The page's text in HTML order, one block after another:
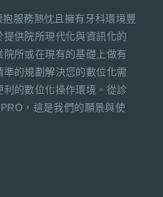
服務熱忱且擁有牙科環境豐
供院所現代化與資訊化的
所或在現有的基礎上做有
的規劃解決您的數位化需
的數位化操作環境。從診
，這是我們的願景與使